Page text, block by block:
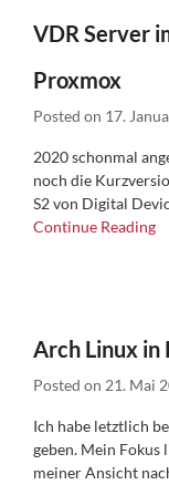
VDR Server
Proxmox
Posted on 17.
2020 schonmal
noch die
S2 von Digital
Continue Reading
Arch Linux in
Posted on 21. Mai
Ich habe letztlich
geben. Mein Fokus
meiner Ansicht